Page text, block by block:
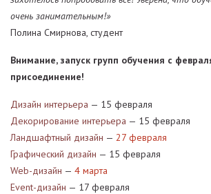
очень занимательным!»
Полина Смирнова, студент
Внимание, запуск групп обучения с
присоединение!
Дизайн интерьера — 15 февраля
Декорирование интерьера — 15 февраля
Ландшафтный дизайн — 27 февраля
Графический дизайн — 15 февраля
Web-дизайн — 4 марта
Event-дизайн — 17 февраля